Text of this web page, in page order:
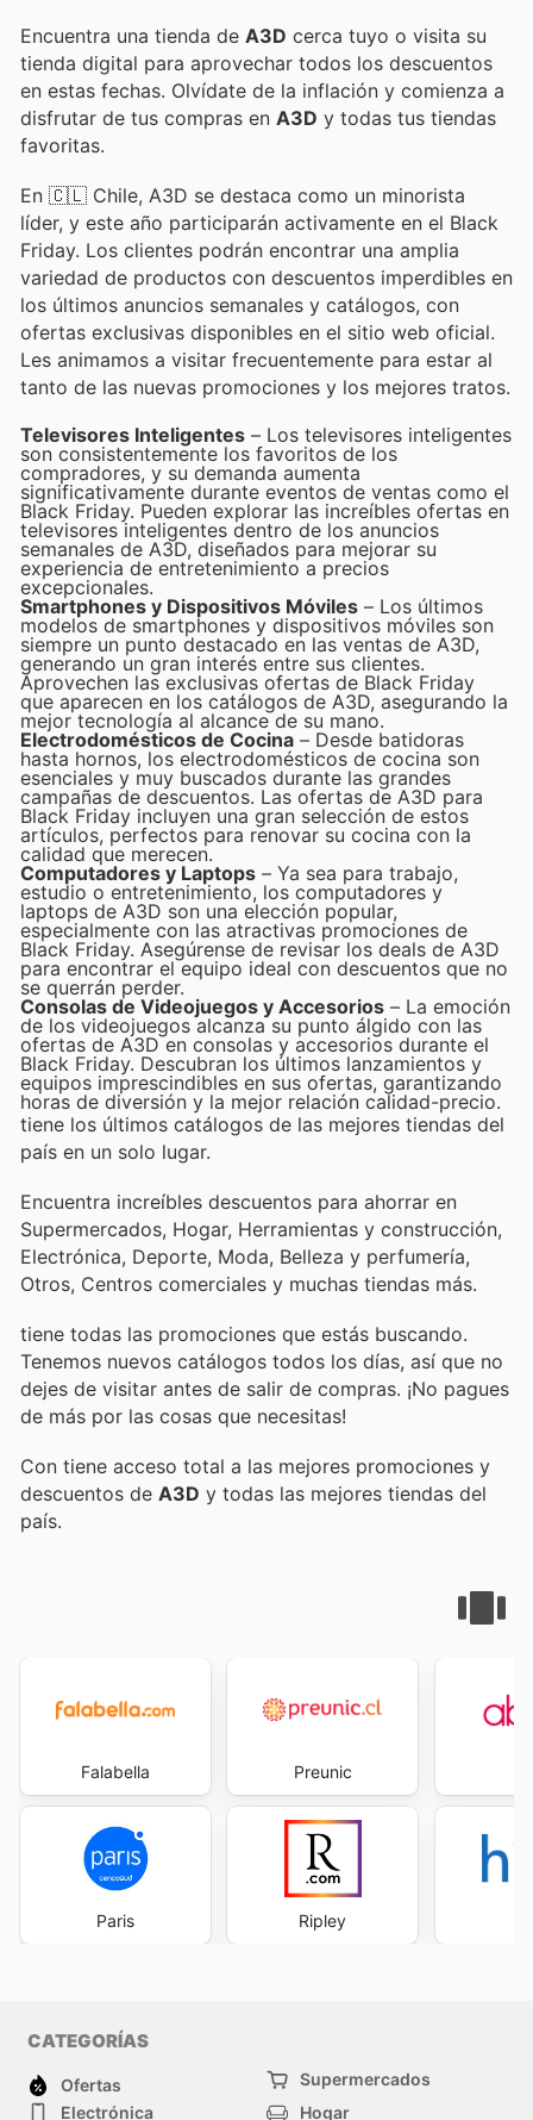
Encuentra una tienda de A3D cerca tuyo o visita su
tienda digital para aprovechar todos los descuentos
en estas fechas. Olvídate de la inflación y comienza a
disfrutar de tus compras en A3D y todas tus tiendas
favoritas.
En 🇨🇱 Chile, A3D se destaca como un minorista
líder, y este año participarán activamente en el Black
Friday. Los clientes podrán encontrar una amplia
variedad de productos con descuentos imperdibles en
los últimos anuncios semanales y catálogos, con
ofertas exclusivas disponibles en el sitio web oficial.
Les animamos a visitar frecuentemente para estar al
tanto de las nuevas promociones y los mejores tratos.
Televisores Inteligentes – Los televisores inteligentes
son consistentemente los favoritos de los
compradores, y su demanda aumenta
significativamente durante eventos de ventas como el
Black Friday. Pueden explorar las increíbles ofertas en
televisores inteligentes dentro de los anuncios
semanales de A3D, diseñados para mejorar su
experiencia de entretenimiento a precios
excepcionales.
Smartphones y Dispositivos Móviles – Los últimos
modelos de smartphones y dispositivos móviles son
siempre un punto destacado en las ventas de A3D,
generando un gran interés entre sus clientes.
Aprovechen las exclusivas ofertas de Black Friday
que aparecen en los catálogos de A3D, asegurando la
mejor tecnología al alcance de su mano.
Electrodomésticos de Cocina – Desde batidoras
hasta hornos, los electrodomésticos de cocina son
esenciales y muy buscados durante las grandes
campañas de descuentos. Las ofertas de A3D para
Black Friday incluyen una gran selección de estos
artículos, perfectos para renovar su cocina con la
calidad que merecen.
Computadores y Laptops – Ya sea para trabajo,
estudio o entretenimiento, los computadores y
laptops de A3D son una elección popular,
especialmente con las atractivas promociones de
Black Friday. Asegúrense de revisar los deals de A3D
para encontrar el equipo ideal con descuentos que no
se querrán perder.
Consolas de Videojuegos y Accesorios – La emoción
de los videojuegos alcanza su punto álgido con las
ofertas de A3D en consolas y accesorios durante el
Black Friday. Descubran los últimos lanzamientos y
equipos imprescindibles en sus ofertas, garantizando
horas de diversión y la mejor relación calidad-precio.
tiene los últimos catálogos de las mejores tiendas del
país en un solo lugar.
Encuentra increíbles descuentos para ahorrar en
Supermercados, Hogar, Herramientas y construcción,
Electrónica, Deporte, Moda, Belleza y perfumería,
Otros, Centros comerciales y muchas tiendas más.
tiene todas las promociones que estás buscando.
Tenemos nuevos catálogos todos los días, así que no
dejes de visitar antes de salir de compras. ¡No pagues
de más por las cosas que necesitas!
Con tiene acceso total a las mejores promociones y
descuentos de A3D y todas las mejores tiendas del
país.
Falabella
Paris
Preunic
Ripley
CATEGORÍAS
Ofertas
Supermercados
Electrónica
Hogar